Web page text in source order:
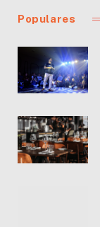
Populares